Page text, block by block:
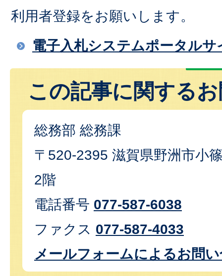
利用者登録をお願いします。
電子入札システムポータルサ
この記事に関する
総務部 総務課
〒520-2395 滋賀県野洲市小
2階
電話番号 077-587-6038
ファクス 077-587-4033
メールフォームによるお問